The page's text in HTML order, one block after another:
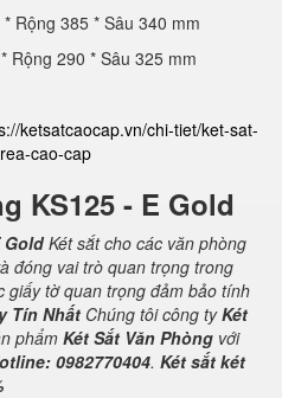
Rộng 385 * Sâu 340 mm
Rộng 290 * Sâu 325 mm
ketsatcaocap.vn/chi-tiet/ket-sat-
cao-cap
KS125 - E Gold
GoldKét sắt cho các văn phòng
đóng vai trò quan trọng trong
giấy tờ quan trọng đảm bảo tính
Tín Nhất Chúng tôi công tyKét
phẩm Két Sắt Văn Phòng với
0982770404. Két sắt két